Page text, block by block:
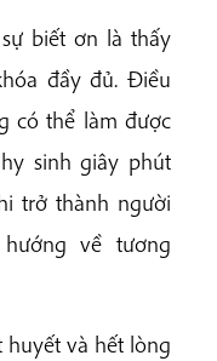
biết ơn là thấy
đầy đủ. Điều
có thể làm được
sinh giây phút
trở thành người
về tương
huyết và hết lòng